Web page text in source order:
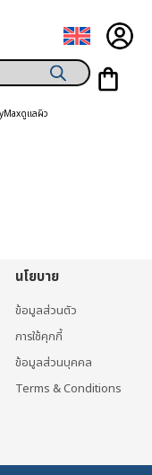
ดูแลผิว
นโยบาย
ข้อมูลส่วนตัว
การใช้คุกกี้
ข้อมูลส่วนบุคคล
Terms & Conditions